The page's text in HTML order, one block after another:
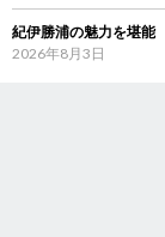
紀伊勝浦の魅力を堪
2026年8月3日